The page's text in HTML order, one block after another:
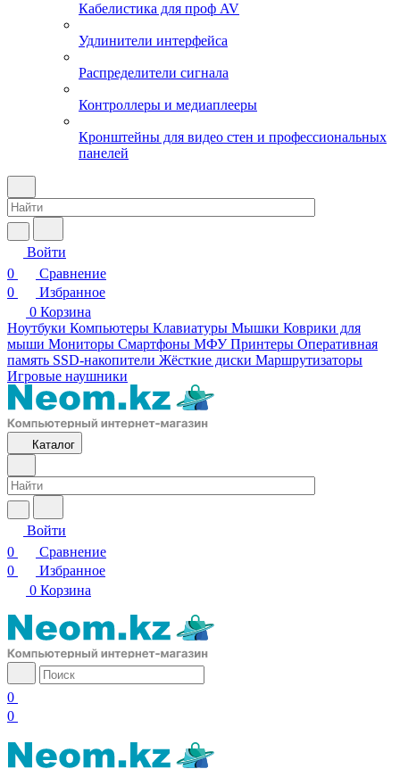
Кабелистика для проф AV
Удлинители интерфейса
Распределители сигнала
Контроллеры и медиаплееры
Кронштейны для видео стен и профессиональных
панелей
Войти
0
Сравнение
0
Избранное
0 Корзина
Ноутбуки Компьютеры Клавиатуры Мышки Коврики для
мыши Мониторы Смартфоны МФУ Принтеры Оперативная
память SSD-накопители Жёсткие диски Маршрутизаторы
Игровые наушники
Каталог
Войти
0
Сравнение
0
Избранное
0 Корзина
0
0